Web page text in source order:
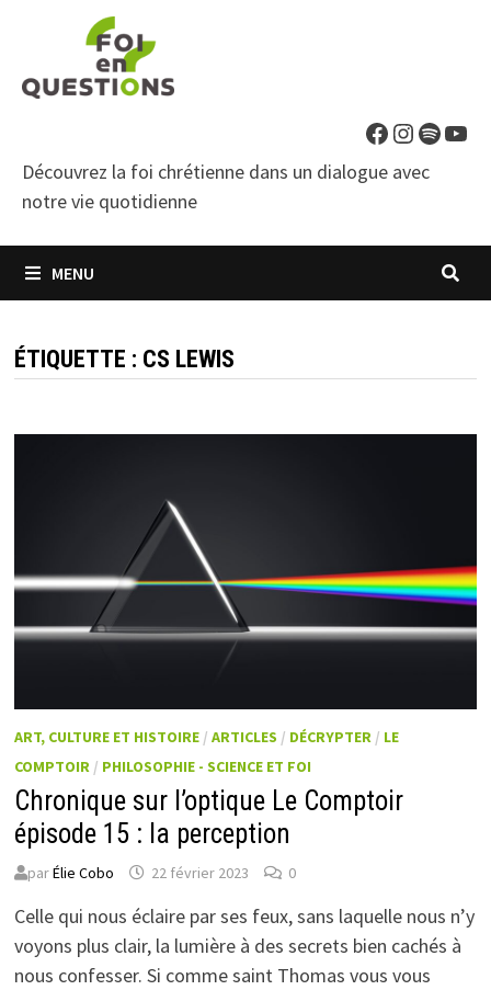
contenu
Facebook
Découvrez la foi chrétienne dans un dialogue avec
notre vie quotidienne
MENU
ÉTIQUETTE : CS LEWIS
ART, CULTURE ET HISTOIRE /ARTICLES / DÉCRYPTER / LE
COMPTOIR / PHILOSOPHIE - SCIENCE ET FOI
Chronique sur l’optique Le Comptoir
épisode 15 : la perception
parÉlie Cobo 22 février 2023 0
Celle qui nous éclaire par ses feux, sans laquelle nous n’y
voyons plus clair, la lumière à des secrets bien cachés à
nous confesser. Si comme saint Thomas vous vous